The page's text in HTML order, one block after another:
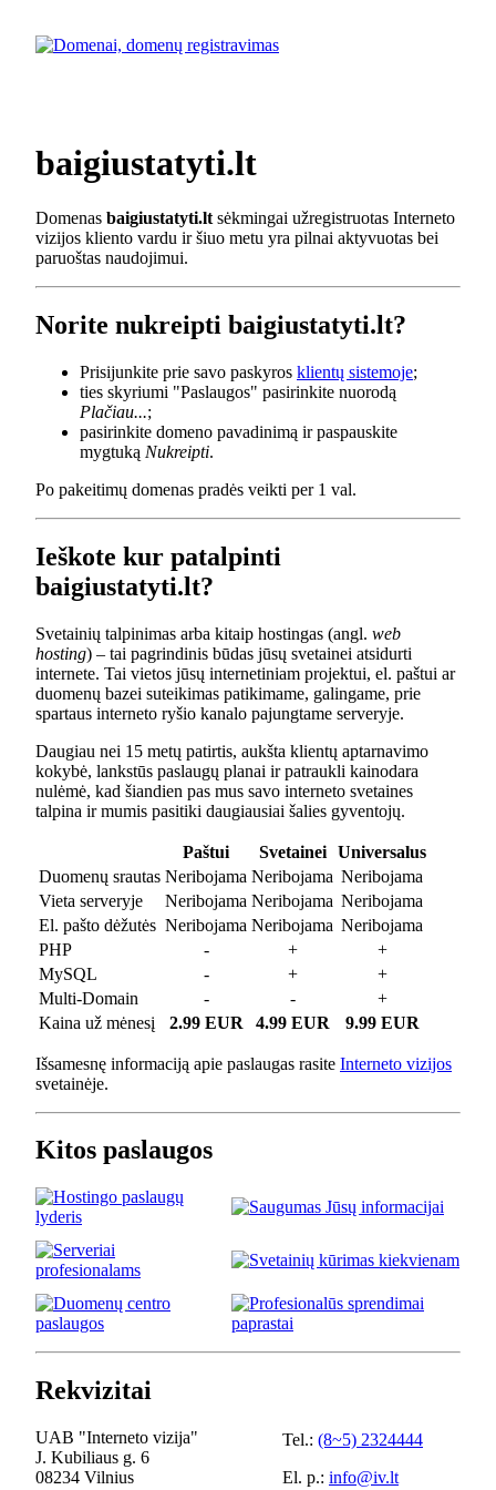
baigiustatyti.lt
Domenas baigiustatyti.lt sėkmingai užregistruotas Interneto
vizijos kliento vardu ir šiuo metu yra pilnai aktyvuotas bei
paruoštas naudojimui.
Norite nukreipti baigiustatyti.lt?
Prisijunkite prie savo paskyros klientų sistemoje;
ties skyriumi "Paslaugos" pasirinkite nuorodą
Plačiau...;
pasirinkite domeno pavadinimą ir paspauskite
mygtuką Nukreipti.
Po pakeitimų domenas pradės veikti per 1 val.
Ieškote kur patalpinti
baigiustatyti.lt?
Svetainių talpinimas arba kitaip hostingas (angl. web
hosting) – tai pagrindinis būdas jūsų svetainei atsidurti
internete. Tai vietos jūsų internetiniam projektui, el. paštui ar
duomenų bazei suteikimas patikimame, galingame, prie
spartaus interneto ryšio kanalo pajungtame serveryje.
Daugiau nei 15 metų patirtis, aukšta klientų aptarnavimo
kokybė, lankstūs paslaugų planai ir patraukli kainodara
nulėmė, kad šiandien pas mus savo interneto svetaines
talpina ir mumis pasitiki daugiausiai šalies gyventojų.
Paštui Svetainei
Universalus
Duomenų srautas Neribojama Neribojama Neribojama
Vieta serveryje
Neribojama Neribojama Neribojama
El. pašto dėžutės Neribojama Neribojama Neribojama
PHP
- +
+
MySQL
- +
+
Multi-Domain
- -
+
Kaina už mėnesį
2.99 EUR 4.99 EUR 9.99 EUR
Išsamesnę informaciją apie paslaugas rasite Interneto vizijos
svetainėje.
Kitos paslaugos
Rekvizitai
UAB "Interneto vizija"
J. Kubiliaus g. 6
08234 Vilnius
Tel.: (8~5) 2324444
El. p.: info@iv.lt